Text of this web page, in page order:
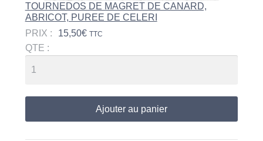
TOURNEDOS DE MAGRET DE CANARD,
ABRICOT, PUREE DE CELERI
PRIX :
15,50€ TTC
QTE :
Ajouter au panier